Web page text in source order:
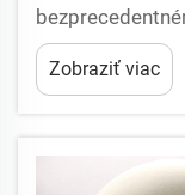
výrobky s
Rýchly vývoj
výrobu
Zobraziť viac